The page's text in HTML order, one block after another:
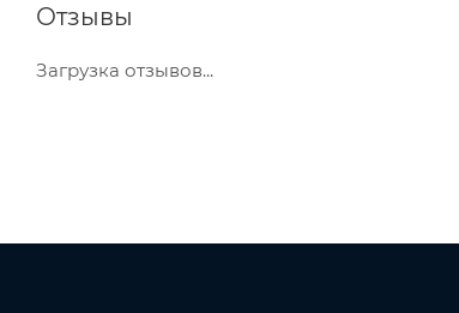
Отзывы
Загрузка отзывов...